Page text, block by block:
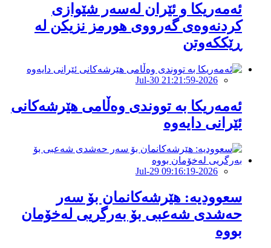
ئەمەریكا و ئێران لەسەر شێوازی
كردنەوەی گەرووی هورمز نزیكن لە
ڕێككەوتن
2026-Jul-30 21:21:59
ئەمەریکا بە تووندی وەڵامی هێرشەکانی
ئێرانی دایەوە
2026-Jul-29 09:16:19
‏سعوودیە: هێرشەكانمان بۆ سەر
حەشدی شەعبی بۆ بەرگریی لەخۆمان
بووە